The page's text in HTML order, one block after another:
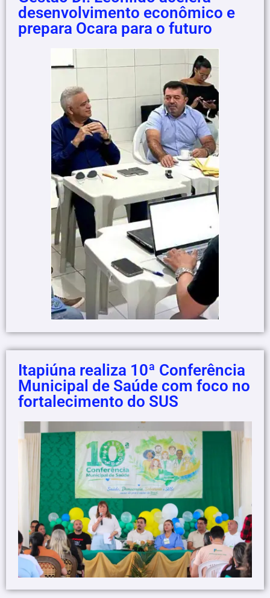
desenvolvimento econômico e
prepara Ocara para o futuro
Itapiúna realiza 10ª Conferência
Municipal de Saúde com foco no
fortalecimento do SUS